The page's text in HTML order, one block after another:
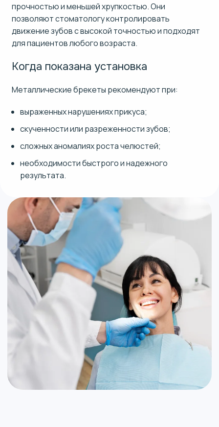
прочностью и меньшей хрупкостью. Они
позволяют стоматологу контролировать
движение зубов с высокой точностью и подходят
для пациентов любого возраста.
Когда показана установка
Металлические брекеты рекомендуют при:
выраженных нарушениях прикуса;
скученности или разреженности зубов;
сложных аномалиях роста челюстей;
необходимости быстрого и надежного
результата.